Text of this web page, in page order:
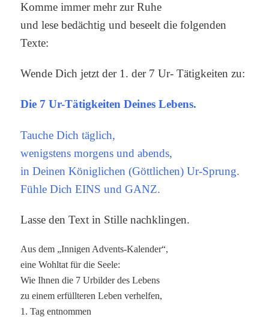
Komme immer mehr zur Ruhe
und lese bedächtig und beseelt die folgenden
Texte:
Wende Dich jetzt der 1. der 7 Ur- Tätigkeiten zu:
Die 7 Ur-Tätigkeiten Deines Lebens.
Tauche Dich täglich,
wenigstens morgens und abends,
in Deinen Königlichen (Göttlichen) Ur-Sprung.
Fühle Dich EINS und GANZ.
Lasse den Text in Stille nachklingen.
Aus dem „Innigen Advents-Kalender“,
eine Wohltat für die Seele:
Wie Ihnen die 7 Urbilder des Lebens
zu einem erfüllteren Leben verhelfen,
1. Tag entnommen